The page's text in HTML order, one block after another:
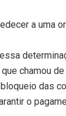
a uma
chamou de
das
o